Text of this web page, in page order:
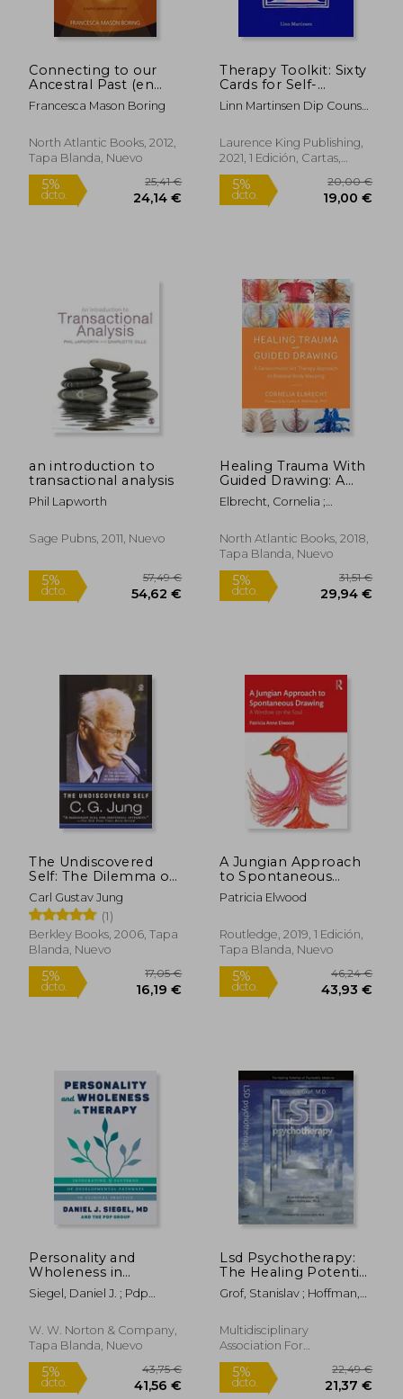
dcto. 26,26 € dcto.
Connecting to our
Ancestral Past (en
Inglés)
Francesca Mason Boring
North Atlantic Books, 2012,
Tapa Blanda, Nuevo
dcto. 24,14 €
Therapy Toolkit: Sixty
Cards for Self-
Exploration (en
Inglés)
Linn Martinsen Dip Couns
Laurence King Publishing,
2021, 1 Edición, Cartas,
Nuevo
5%
dcto.
an introduction to
transactional analysis
Phil Lapworth
Sage Pubns, 2011, Nuevo
5% 57,49 €
Healing Trauma With
Guided Drawing: A
Sensorimotor art
Therapy Approach to
Mapping (en Inglés)
Elbrecht, Cornelia ;
North Atlantic Books, 2018,
Tapa Blanda, Nuevo
5%
The Undiscovered
Self: The Dilemma of
the Individual in
Modern Society (en
Inglés)
Carl Gustav Jung
(1)
Berkley Books, 2006, Tapa
Blanda, Nuevo
A Jungian Approach
to Spontaneous
Drawing: A Window
on the Soul (en
Patricia Elwood
Routledge, 2019, 1 Edición,
Tapa Blanda, Nuevo
Personality and
Wholeness in
Therapy: Integrating
9 Patterns of
Pathways in Clinical
Practice (en Inglés)
Siegel, Daniel J. ; Pdp
W. W. Norton & Company,
Tapa Blanda, Nuevo
Lsd Psychotherapy:
The Healing Potential
of Psychedelic
Medicine (en Inglés)
Grof, Stanislav ; Hoffman,
Multidisciplinary
Association For
Psychedelic, 2008, 4
Edición, Tapa Blanda,
Nuevo